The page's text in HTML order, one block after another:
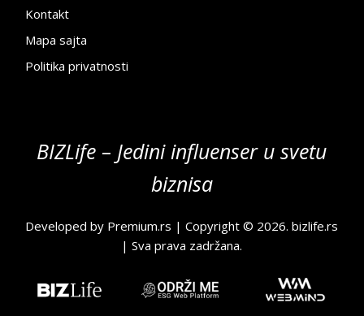
Kontakt
Mapa sajta
Politika privatnosti
BIZLife – Jedini influenser u svetu
biznisa
Developed by Premium.rs | Copyright © 2026.bizlife.rs
| Sva prava zadržana.